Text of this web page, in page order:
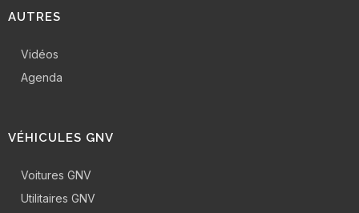
AUTRES
Vidéos
Agenda
VÉHICULES GNV
Voitures GNV
Utilitaires GNV